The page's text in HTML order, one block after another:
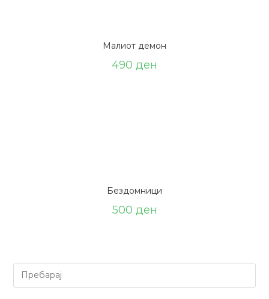
Малиот демон
490 ден
Бездомници
500 ден
Барај